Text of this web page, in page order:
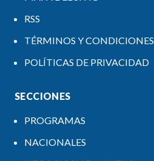
RSS
TÉRMINOS Y CONDICIONES
POLÍTICAS DE PRIVACIDAD
SECCIONES
PROGRAMAS
NACIONALES